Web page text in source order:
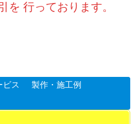
を 行っております。
ビス
製作・施工例